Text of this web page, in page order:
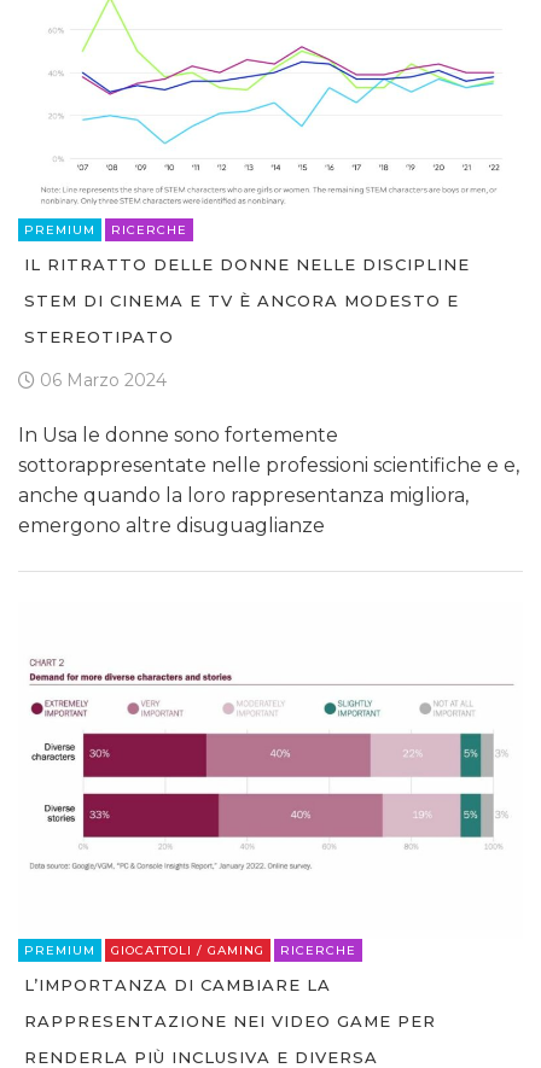
PREMIUM RICERCHE
IL RITRATTO DELLE DONNE NELLE DISCIPLINE
STEM DI CINEMA E TV È ANCORA MODESTO E
STEREOTIPATO
06 Marzo 2024
In Usa le donne sono fortemente
sottorappresentate nelle professioni scientifiche e e,
anche quando la loro rappresentanza migliora,
emergono altre disuguaglianze
PREMIUM GIOCATTOLI / GAMING RICERCHE
L’IMPORTANZA DI CAMBIARE LA
RAPPRESENTAZIONE NEI VIDEO GAME PER
RENDERLA PIÙ INCLUSIVA E DIVERSA